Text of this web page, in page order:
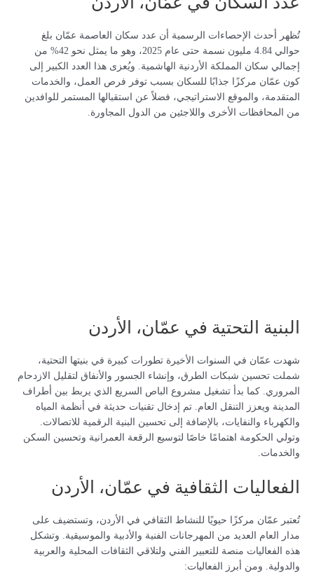
تُظهر أحدث الإحصاءات الرسمية أن عدد سكان العاصمة عمّان بلغ
حوالي 4.84 مليون نسمة حتى عام 2025، وهو ما يمثل نحو 42% من
إجمالي سكان المملكة الأردنية الهاشمية. ويُعزى هذا العدد الكبير إلى
كون عمّان مركزًا جذابًا للسكان بسبب توفر فرص العمل، والخدمات
المتقدمة، والموقع الاستراتيجي، فضلاً عن استقبالها المستمر للوافدين
من المحافظات الأخرى واللاجئين من الدول المجاورة.
البنية التحتية في عمّان، الأردن
شهدت عمّان في السنوات الأخيرة تطورات كبيرة في بنيتها التحتية،
شملت تحسين شبكات الطرق، وإنشاء الجسور والأنفاق لتقليل الازدحام
المروري. كما بدأ تشغيل مشروع الباص السريع الذي يربط بين أطراف
المدينة ويعزز التنقل العام. تم إدخال تقنيات حديثة في أنظمة المياه
والكهرباء والنفايات، بالإضافة إلى تحسين البنية الرقمية للاتصالات.
وتولي الحكومة اهتمامًا خاصًا لتوسيع الرقعة العمرانية وتحسين السكن
والخدمات.
الفعاليات الثقافية في عمّان، الأردن
تُعتبر عمّان مركزًا حيويًا للنشاط الثقافي في الأردن، وتستضيف على
مدار العام العديد من المهرجانات الفنية والأدبية والموسيقية. وتشكل
هذه الفعاليات منصة للتعبير الفني ولتلاقي الثقافات المحلية والعربية
والدولية. ومن أبرز الفعاليات: